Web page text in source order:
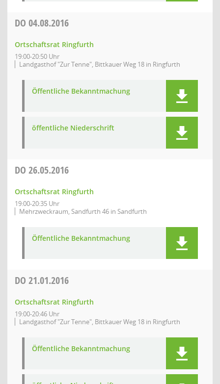
DO 04.08.2016
Ortschaftsrat Ringfurth
19:00-20:50 Uhr
Landgasthof "Zur Tenne", Bittkauer Weg 18 in Ringfurth
Öffentliche Bekanntmachung
öffentliche Niederschrift
DO 26.05.2016
Ortschaftsrat Ringfurth
19:00-20:35 Uhr
Mehrzweckraum, Sandfurth 46 in Sandfurth
Öffentliche Bekanntmachung
DO 21.01.2016
Ortschaftsrat Ringfurth
19:00-20:46 Uhr
Landgasthof "Zur Tenne", Bittkauer Weg 18 in Ringfurth
Öffentliche Bekanntmachung